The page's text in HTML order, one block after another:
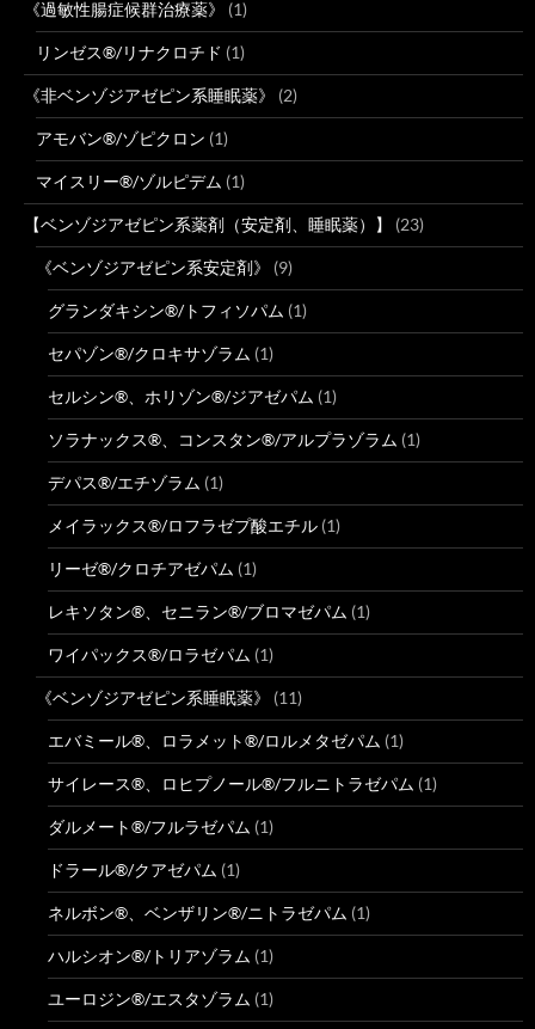
《過敏性腸症候群治療薬》 (1)
リンゼス®/リナクロチド (1)
《非ベンゾジアゼピン系睡眠薬》 (2)
アモバン®/ゾピクロン (1)
マイスリー®/ゾルピデム (1)
【ベンゾジアゼピン系薬剤（安定剤、睡眠薬）】 (23)
《ベンゾジアゼピン系安定剤》 (9)
グランダキシン®/トフィソパム (1)
セパゾン®/クロキサゾラム (1)
セルシン®、ホリゾン®/ジアゼパム (1)
ソラナックス®、コンスタン®/アルプラゾラム (1)
デパス®/エチゾラム (1)
メイラックス®/ロフラゼプ酸エチル (1)
リーゼ®/クロチアゼパム (1)
レキソタン®、セニラン®/ブロマゼパム (1)
ワイパックス®/ロラゼパム (1)
《ベンゾジアゼピン系睡眠薬》 (11)
エバミール®、ロラメット®/ロルメタゼパム (1)
サイレース®、ロヒプノール®/フルニトラゼパム (1)
ダルメート®/フルラゼパム (1)
ドラール®/クアゼパム (1)
ネルボン®、ベンザリン®/ニトラゼパム (1)
ハルシオン®/トリアゾラム (1)
ユーロジン®/エスタゾラム (1)